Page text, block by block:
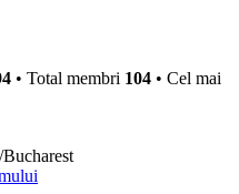
• Total membri 104 • Cel mai